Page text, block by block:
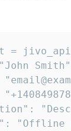
=
"Offline